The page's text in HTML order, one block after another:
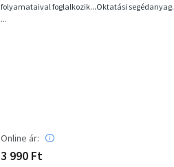
folyamataival foglalkozik...Oktatási segédanyag.
...
Online ár:
3 990 Ft